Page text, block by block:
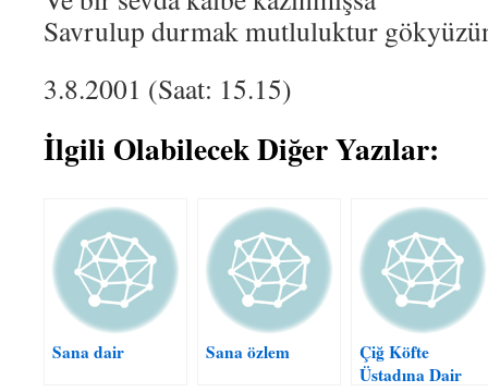
Savrulup durmak mutluluktur
3.8.2001 (Saat: 15.15)
İlgili Olabilecek Diğer Yazılar:
Sana dair Sana özlem
Çiğ Köfte
Üstadına Dair